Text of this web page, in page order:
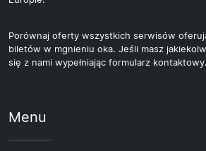
Porównaj oferty wszystkich serwisów
biletów w mgnieniu oka. Jeśli masz
się z nami wypełniając formularz kontaktowy.
Menu